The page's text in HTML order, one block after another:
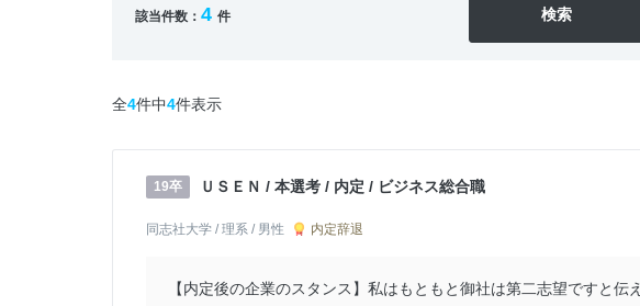
該当件数： 4 件 検索
全4件中4件表示
19卒 ＵＳＥＮ / 本選考 / 内定 / ビジネス総合職
同志社大学 / 理系 / 男性 内定辞退
【内定後の企業のスタンス】私はもともと御社は第二志望ですと